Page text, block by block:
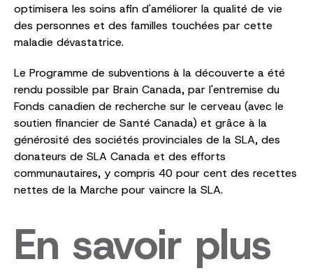
optimisera les soins afin d'améliorer la qualité de vie
des personnes et des familles touchées par cette
maladie dévastatrice.
Le Programme de subventions à la découverte a été
rendu possible par Brain Canada, par l'entremise du
Fonds canadien de recherche sur le cerveau (avec le
soutien financier de Santé Canada) et grâce à la
générosité des sociétés provinciales de la SLA, des
donateurs de SLA Canada et des efforts
communautaires, y compris 40 pour cent des recettes
nettes de la Marche pour vaincre la SLA.
En savoir plus